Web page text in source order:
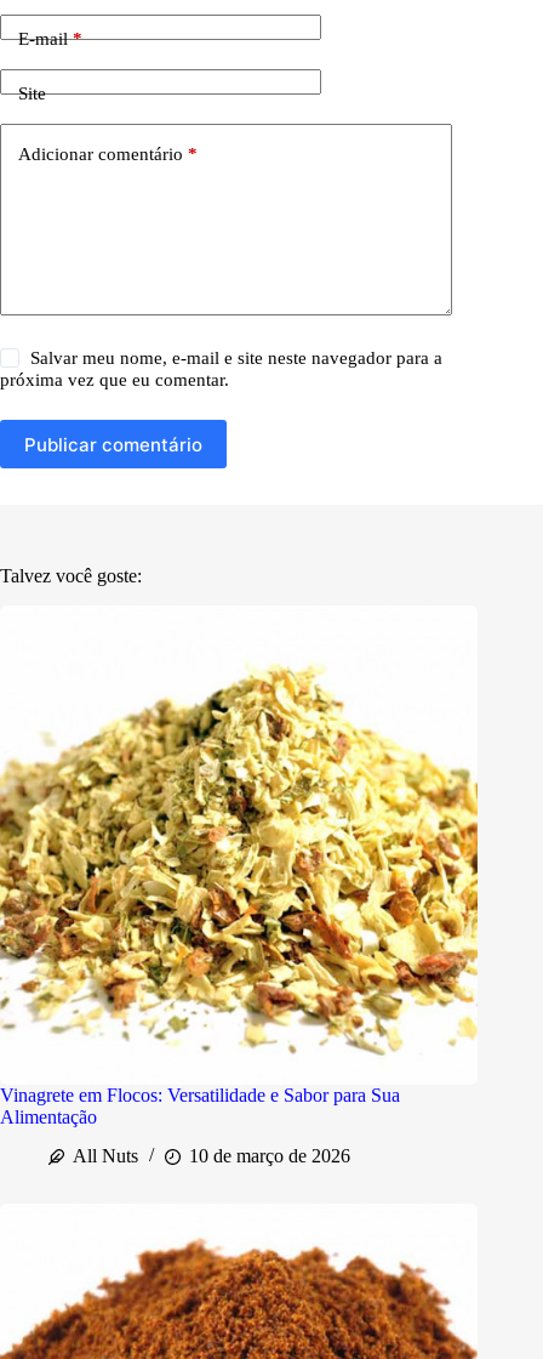
E-mail*
Site
Adicionar comentário *
Salvar meu nome, e-mail e site neste navegador para a
próxima vez que eu comentar.
Publicar comentário
Talvez você goste:
Vinagrete em Flocos: Versatilidade e Sabor para Sua
Alimentação
All Nuts
10 de março de 2026